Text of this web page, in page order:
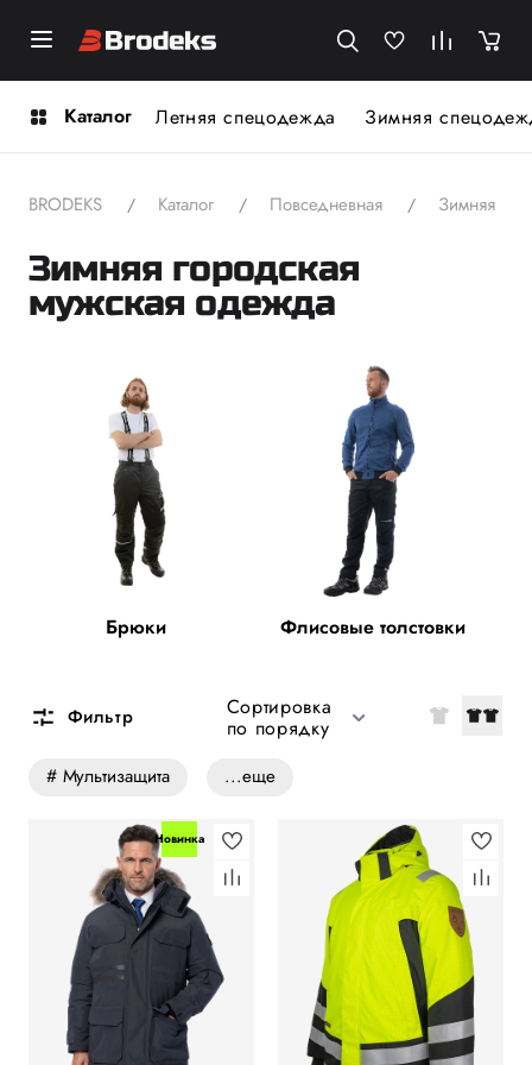
Каталог Летняя спецодежда Зимняя
BRODEKS Каталог Повседневная Зимняя
Зимняя городская
мужская одежда
Брюки Флисовые толстовки
Фильтр
# Мультизащита ...еще
Сортировка
по порядку
Новинка